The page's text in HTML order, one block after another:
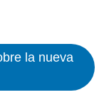
la nueva